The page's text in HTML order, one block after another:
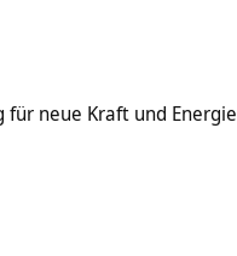
für neue Kraft und Energie